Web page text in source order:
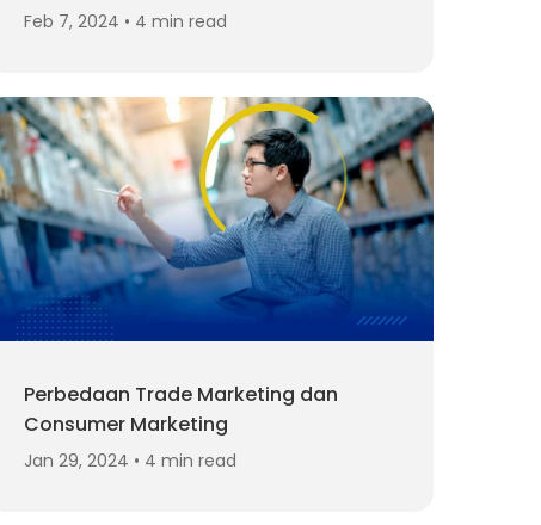
Feb 7, 2024 • 4 min read
Perbedaan Trade Marketing dan
Consumer Marketing
Jan 29, 2024 • 4 min read